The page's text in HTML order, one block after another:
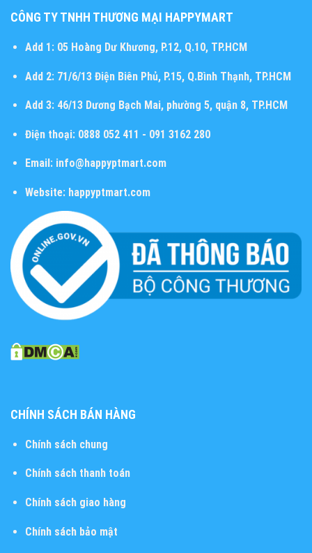
CÔNG TY TNHH THƯƠNG MẠI HAPPYMART
Add 1:05 Hoàng Dư Khương, P.12, Q.10, TP.HCM
Add 2:71/6/13 Điện Biên Phủ, P.15, Q.Bình Thạnh, TP.HCM
Add 3:46/13 Dương Bạch Mai, phường 5, quận 8, TP.HCM
Điện thoại:0888 052 411 - 091 3162 280
Email:info@happyptmart.com
Website: happyptmart.com
CHÍNH SÁCH BÁN HÀNG
Chính sách chung
Chính sách thanh toán
Chính sách giao hàng
Chính sách bảo mật